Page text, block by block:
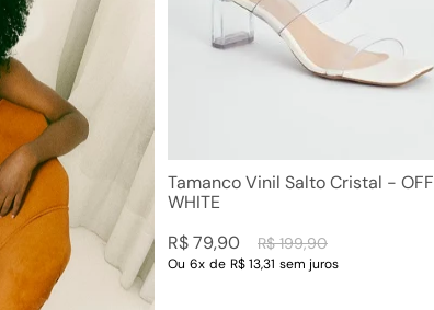
Tamanco Vinil Salto Cristal - OFF
WHITE
R$ 199,90
R$79,90
Ou 6x de R$ 13,31 sem juros